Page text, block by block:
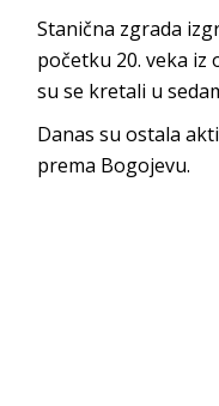
Stanična zgrada
početku 20. veka iz
su se kretali u
Danas su ostala
prema Bogojevu.